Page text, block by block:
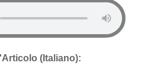
(Italiano):